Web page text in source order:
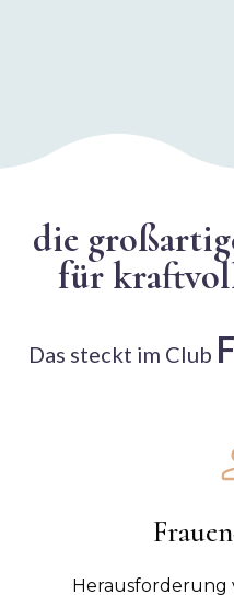
die
für
Das steckt im Club
Herausforderung